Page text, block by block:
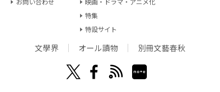
お問い合わせ
映画・ドラマ・アニメ化
特集
特設サイト
文學界 オール讀物 別冊文藝春秋